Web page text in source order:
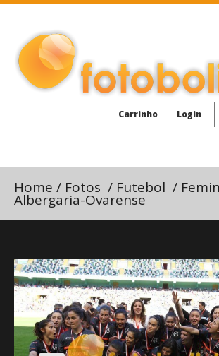
Carrinho Login
Home / Fotos / Futebol /
Albergaria-Ovarense